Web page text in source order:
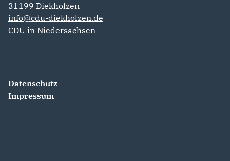
31199 Diekholzen
info@cdu-diekholzen.de
CDU in Niedersachsen
Datenschutz
Impressum